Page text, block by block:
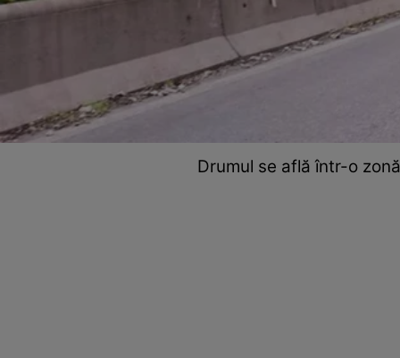
Drumul se află într-o